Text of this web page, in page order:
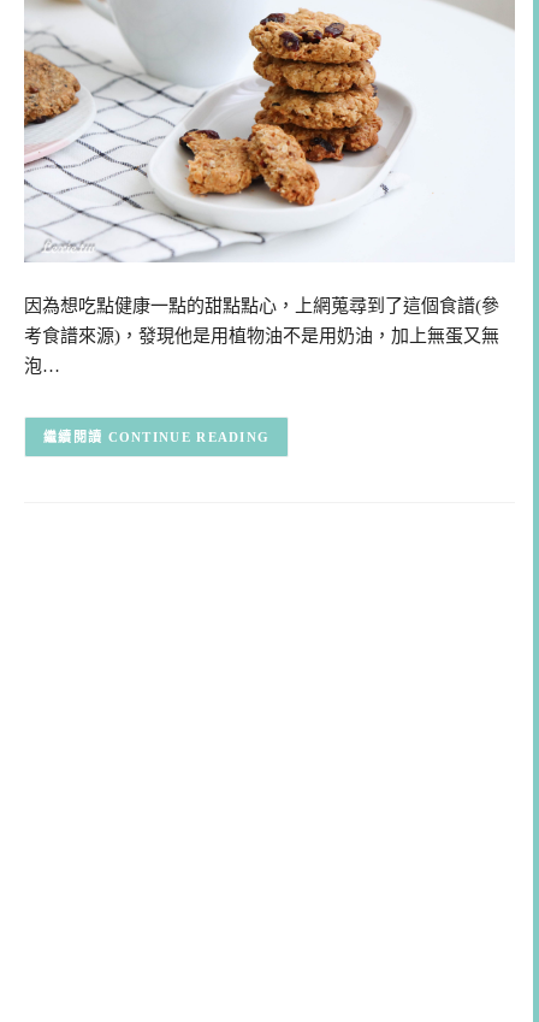
因為想吃點健康一點的甜點點心，上網蒐尋到了這個食譜(參
考食譜來源)，發現他是用植物油不是用奶油，加上無蛋又無
泡…
CONTINUE READING